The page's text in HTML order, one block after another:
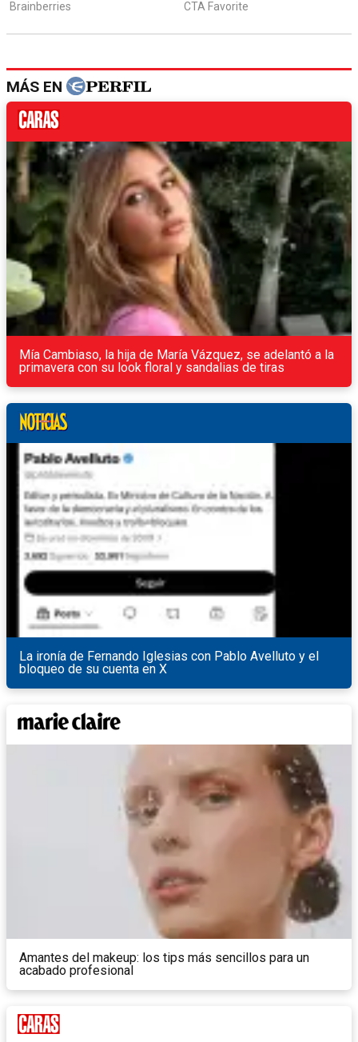
MÁS EN
Mía Cambiaso, la hija de María Vázquez, se adelantó a la
primavera con su look floral y sandalias de tiras
La ironía de Fernando Iglesias con Pablo Avelluto y el
bloqueo de su cuenta en X
Amantes del makeup: los tips más sencillos para un
acabado profesional